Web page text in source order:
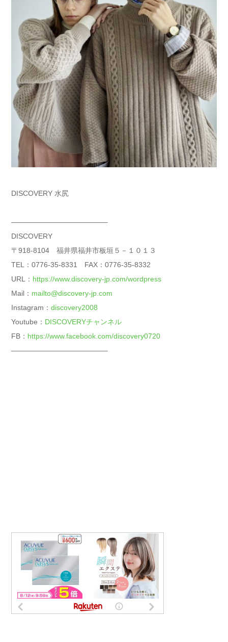
DISCOVERY 水尻
—————————————–
DISCOVERY
〒918-8104 福井県福井市板垣５－１０１３
TEL：0776-35-8331 FAX：0776-35-8332
URL： https://www.discovery-jp.com/wordpress
Mail： mailto@discovery-jp.com
Instagram： discovery2008
Youtube： DISCOVERYチャンネル
FB： https://www.facebook.com/discovery0720
—————————————–